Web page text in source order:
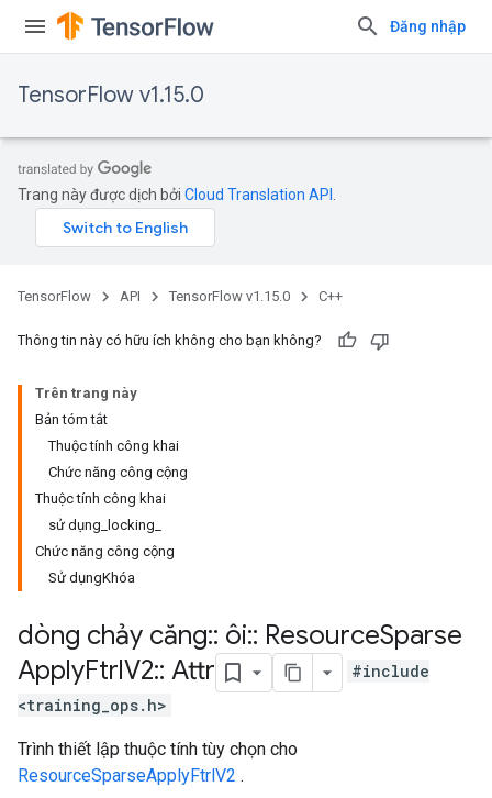
Đăng nhập
TensorFlow v1.15.0
Trang này được dịch bởi Cloud Translation API
TensorFlow API TensorFlow v1.15.0 C++
Thông tin này có hữu ích không cho bạn không?
Trên trang này
Bản tóm tắt
Thuộc tính công khai
Chức năng công cộng
Thuộc tính công khai
sử dụng_locking_
Chức năng công cộng
Sử dụngKhóa
dòng chảy căng:: ôi:: ResourceSparse
ApplyFtrlV2:: Attr
#include
<training_ops.h>
Trình thiết lập thuộc tính tùy chọn cho
ResourceSparseApplyFtrlV2 .